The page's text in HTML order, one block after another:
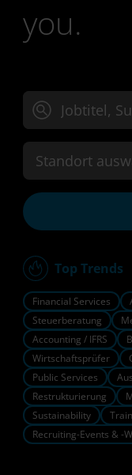
you.
Jobtitel,
Standort
Top Trends
Financial Services
Steuerberatung
Accounting / IFRS
Wirtschaftsprüfer
Public Services
Restrukturierung
Sustainability
Recruiting-Events & -